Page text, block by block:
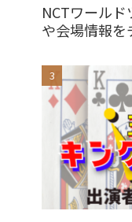
NCTワール
や会場情報を